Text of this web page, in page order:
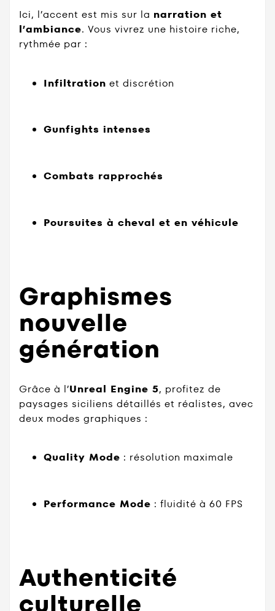
Ici, l’accent est mis sur la narration et
l’ambiance. Vous vivrez une histoire riche,
rythmée par :
Infiltration et discrétion
Gunfights intenses
Combats rapprochés
Poursuites à cheval et en véhicule
Graphismes
nouvelle
génération
Grâce à l’Unreal Engine 5, profitez de
paysages siciliens détaillés et réalistes, avec
deux modes graphiques :
Quality Mode : résolution maximale
Performance Mode : fluidité à 60 FPS
Authenticité
culturelle